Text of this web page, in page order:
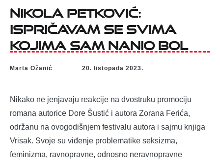
Nikola Petković:
Ispričavam se svima
kojima sam nanio bol
Marta Ožanić 20. listopada 2023.
Nikako ne jenjavaju reakcije na dvostruku promociju
romana autorice Dore Šustić i autora Zorana Ferića,
održanu na ovogodišnjem festivalu autora i sajmu knjiga
Vrisak. Svoje su viđenje problematike seksizma,
feminizma, ravnopravne, odnosno neravnopravne